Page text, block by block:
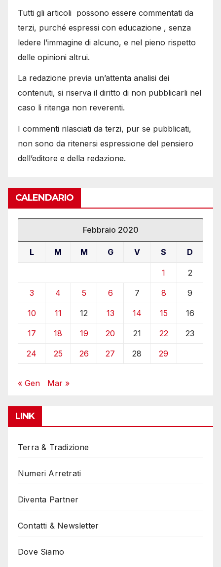
Tutti gli articoli possono essere commentati da
terzi, purché espressi con educazione , senza
ledere l’immagine di alcuno, e nel pieno rispetto
delle opinioni altrui.
La redazione previa un’attenta analisi dei
contenuti, si riserva il diritto di non pubblicarli nel
caso li ritenga non reverenti.
I commenti rilasciati da terzi, pur se pubblicati,
non sono da ritenersi espressione del pensiero
dell’editore e della redazione.
CALENDARIO
Febbraio 2020
L M M G V S D
1 2
3 4 5 6 7 8 9
10 11 12 13 14 15 16
17 18 19 20 21 22 23
24 25 26 27 28 29
« Gen Mar »
LINK
Terra & Tradizione
Numeri Arretrati
Diventa Partner
Contatti & Newsletter
Dove Siamo